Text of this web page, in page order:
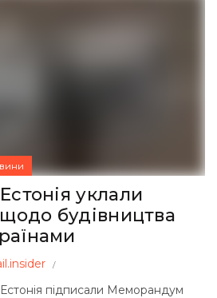
уклали
будівництва
Естонія підписали Меморандум